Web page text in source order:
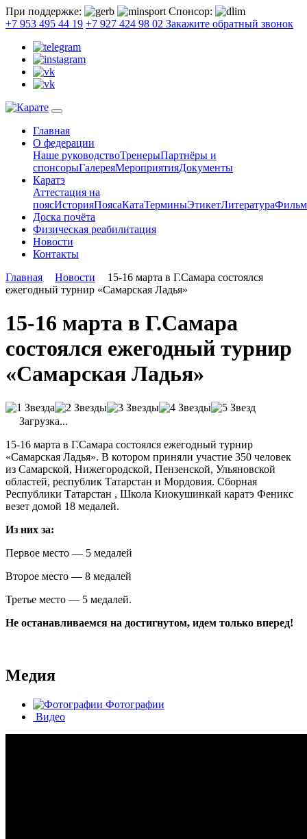
При поддержке:
Спонсор:
+7 953 495 44 19 +7 927 424 98 02 Закажите обратный звонок
Главная
О федерации
Наше руководствоТренерыПартнёры и
спонсорыГалереяМероприятияДокументы
Каратэ
Аттестация на
поясИсторияПоясаКатаТерминыЭтикетЛитература
Доска почёта
Физическая реабилитация
Новости
Контакты
Главная
Новости
15-16 марта в Г.Самара состоялся
ежегодный турнир «Самарская Ладья»
15-16 марта в Г.Самара
состоялся ежегодный турнир
«Самарская Ладья»
Загрузка...
15-16 марта в Г.Самара состоялся ежегодный турнир
«Самарская Ладья». В котором приняли участие 350 человек
из Самарской, Нижегородской, Пензенской, Ульяновской
областей, республик Татарстан и Мордовия. Сборная
Республики Татарстан , Школа Киокушинкай каратэ Феникс
везет домой 18 медалей.
Из них за:
Первое место — 5 медалей
Второе место — 8 медалей
Третье место — 5 медалей.
Не останавливаемся на достигнутом, идем только вперед!
Медия
Фотографии
Видео